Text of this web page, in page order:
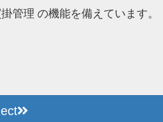
管理 の機能を備えています。